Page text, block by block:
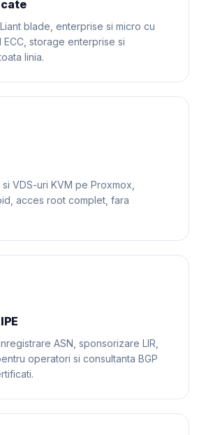
blade, enterprise si micro cu
ECC, storage enterprise si
linia.
VDS-uri KVM pe Proxmox,
acces root complet, fara
ASN, sponsorizare LIR,
operatori si consultanta BGP